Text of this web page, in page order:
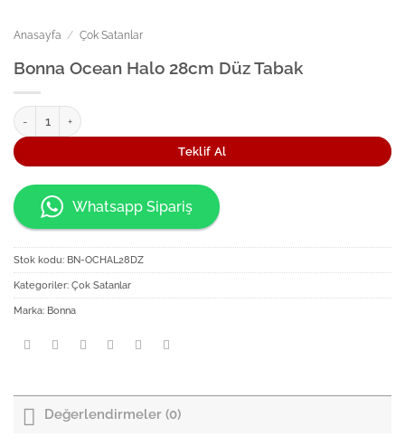
Anasayfa / Çok Satanlar
Bonna Ocean Halo 28cm Düz Tabak
Bonna Ocean Halo 28cm Düz Tabak adet
Teklif Al
Whatsapp Sipariş
Stok kodu: BN-OCHAL28DZ
Kategoriler: Çok Satanlar
Marka: Bonna
Değerlendirmeler (0)